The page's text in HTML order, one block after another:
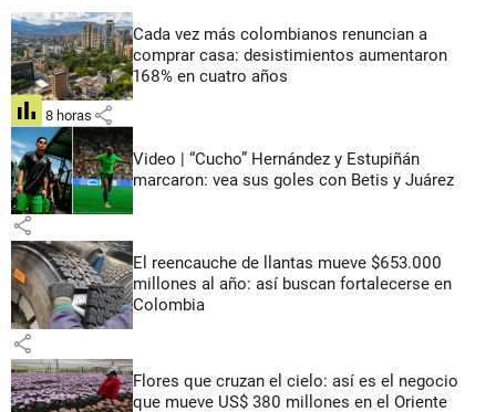
Cada vez más colombianos renuncian a
comprar casa: desistimientos aumentaron
168% en cuatro años
hace 8 horas share
Video | “Cucho” Hernández y Estupiñán
marcaron: vea sus goles con Betis y Juárez
share
El reencauche de llantas mueve $653.000
millones al año: así buscan fortalecerse en
Colombia
share
Flores que cruzan el cielo: así es el negocio
que mueve US$ 380 millones en el Oriente